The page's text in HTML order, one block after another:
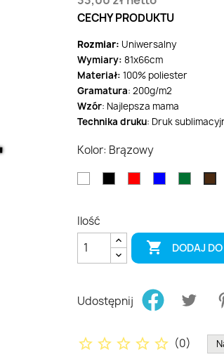
CECHY PRODUKTU
Rozmiar: Uniwersalny
Wymiary: 81x66cm
Materiał: 100% poliester
Gramatura: 200g/m2
Wzór: Najlepsza mama
Technika druku: Druk
Kolor: Brązowy
Ilość
 DODAJ
Udostępnij
star_border star_border star_border star_border star_border (0)